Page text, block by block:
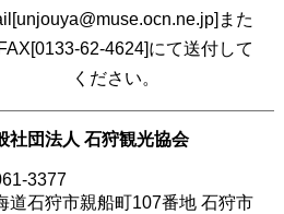
また
62-4624]にて送付して
ください。
社団法人 石狩観光協会
3377
道石狩市親船町107番地 石狩市